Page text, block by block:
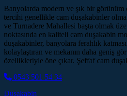
Banyolarda modern ve şık bir
tercihi genellikle cam duşakabinler
ve Turnadere Mahallesi başta olmak
noktasında en kaliteli cam duşakabin
duşakabinler, banyolara ferahlık
kolaylaştıran ve mekanın daha geniş
özellikleriyle öne çıkar. Şeffaf cam
0543 501 54 34
Duşakabin